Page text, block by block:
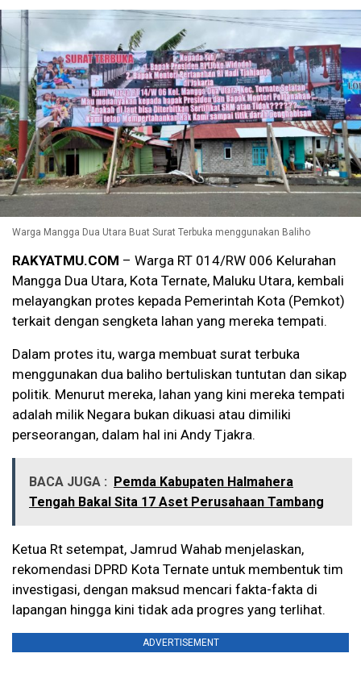
Warga Mangga Dua Utara Buat Surat Terbuka menggunakan Baliho
RAKYATMU.COM – Warga RT 014/RW 006 Kelurahan
Mangga Dua Utara, Kota Ternate, Maluku Utara, kembali
melayangkan protes kepada Pemerintah Kota (Pemkot)
terkait dengan sengketa lahan yang mereka tempati.
Dalam protes itu, warga membuat surat terbuka
menggunakan dua baliho bertuliskan tuntutan dan sikap
politik. Menurut mereka, lahan yang kini mereka tempati
adalah milik Negara bukan dikuasi atau dimiliki
perseorangan, dalam hal ini Andy Tjakra.
BACA JUGA :
Pemda Kabupaten Halmahera
Tengah Bakal Sita 17 Aset Perusahaan Tambang
Ketua Rt setempat, Jamrud Wahab menjelaskan,
rekomendasi DPRD Kota Ternate untuk membentuk tim
investigasi, dengan maksud mencari fakta-fakta di
lapangan hingga kini tidak ada progres yang terlihat.
ADVERTISEMENT